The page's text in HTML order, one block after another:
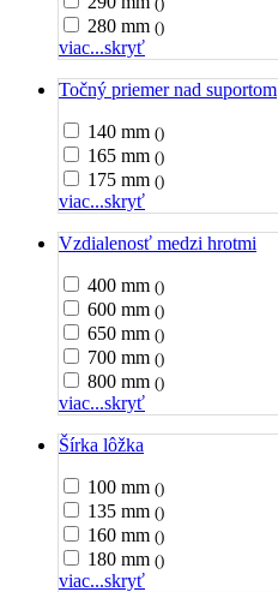
280 mm ()
viac...skryť
Točný priemer nad suportom
140 mm ()
165 mm ()
175 mm ()
viac...skryť
Vzdialenosť medzi hrotmi
400 mm ()
600 mm ()
650 mm ()
700 mm ()
800 mm ()
viac...skryť
Šírka lôžka
100 mm ()
135 mm ()
160 mm ()
180 mm ()
viac...skryť